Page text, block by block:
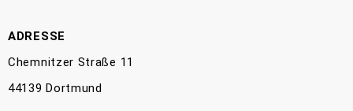
ADRESSE
Chemnitzer Straße 11
44139 Dortmund